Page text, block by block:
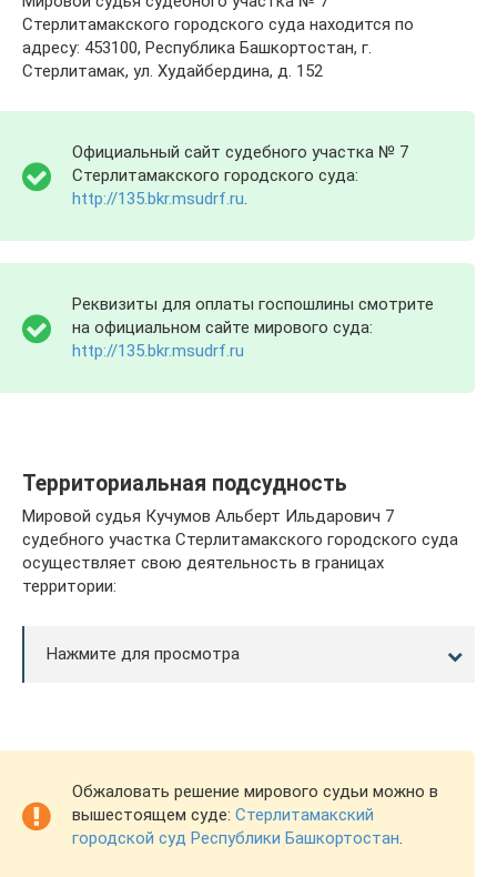
Стерлитамакского городского суда находится по
адресу: 453100, Республика Башкортостан, г.
Стерлитамак, ул. Худайбердина, д. 152
Официальный сайт судебного участка № 7
Стерлитамакского городского суда:
http://135.bkr.msudrf.ru.
Реквизиты для оплаты госпошлины смотрите
на официальном сайте мирового суда:
http://135.bkr.msudrf.ru
Территориальная подсудность
Мировой судья Кучумов Альберт Ильдарович 7
судебного участка Стерлитамакского городского суда
осуществляет свою деятельность в границах
территории:
Нажмите для просмотра
Обжаловать решение мирового судьи можно в
вышестоящем суде: Стерлитамакский
городской суд Республики Башкортостан.